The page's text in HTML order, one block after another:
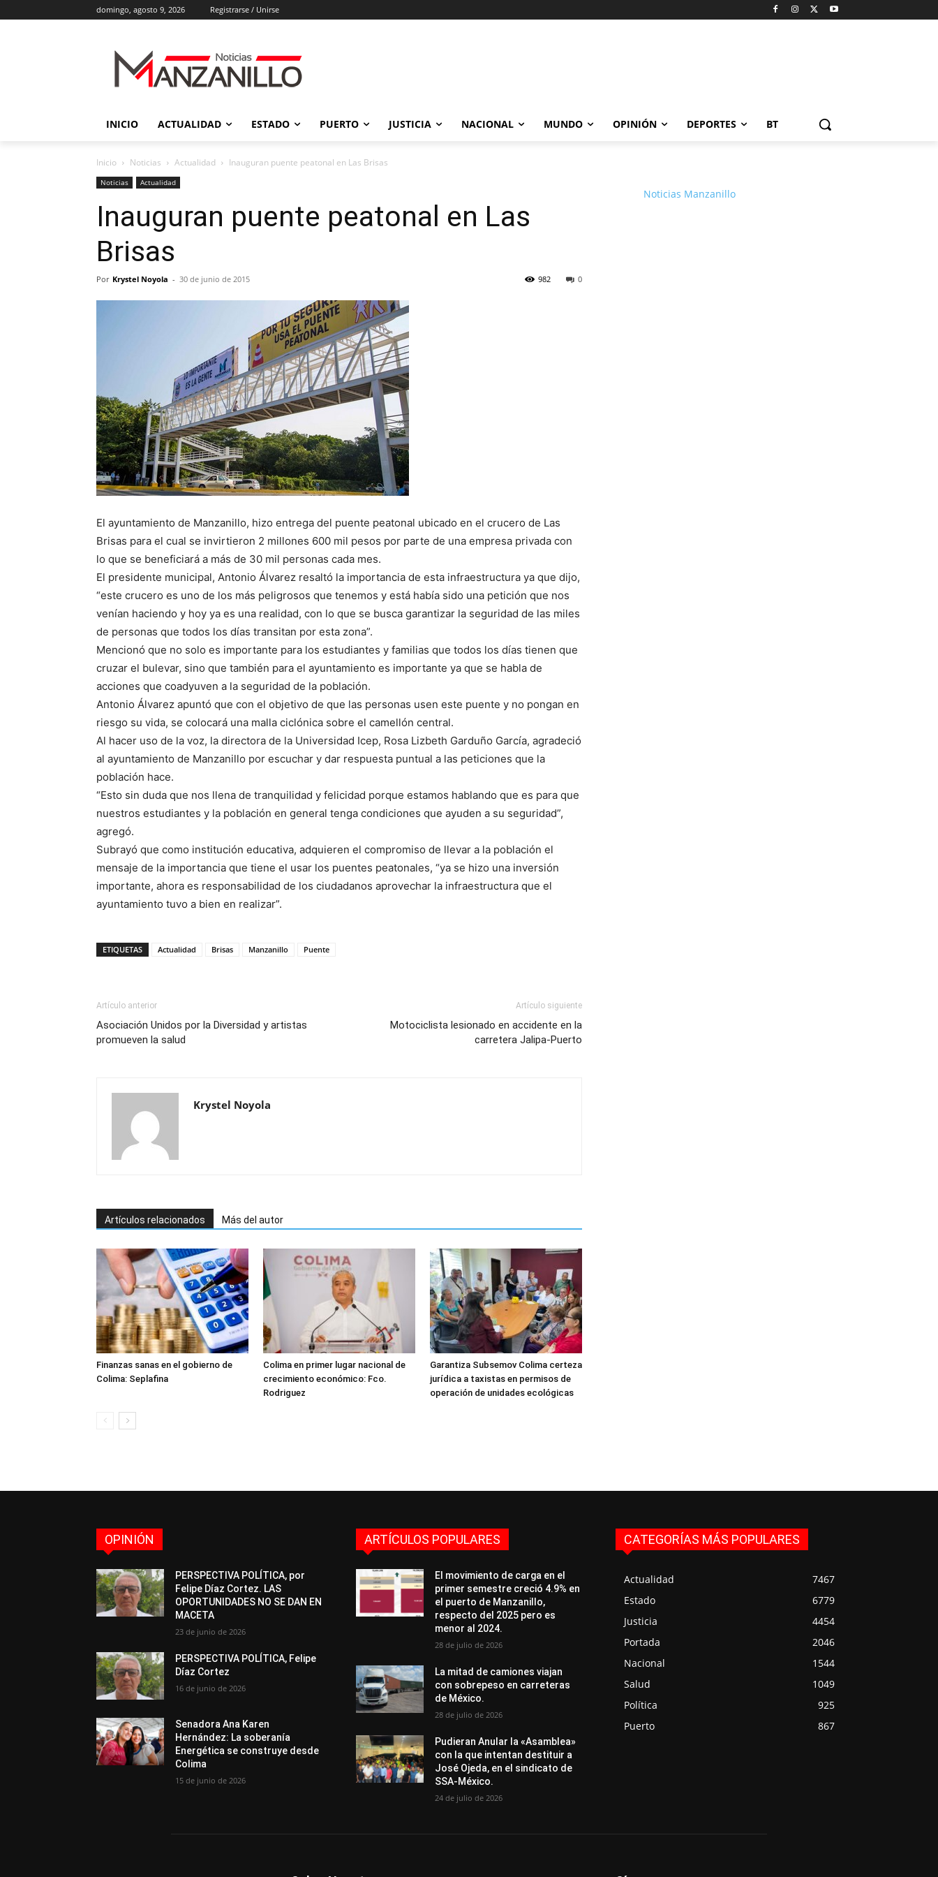
domingo, agosto 9, 2026 Registrarse / Unirse
INICIO ACTUALIDAD ESTADO PUERTO JUSTICIA NACIONAL MUNDO OPINIÓN DEPORTES BT
Inicio Noticias Actualidad Inauguran puente peatonal en Las Brisas
Noticias Actualidad
Inauguran puente peatonal en Las
Brisas
Por Krystel Noyola - 30 de junio de 2015 0
982
El ayuntamiento de Manzanillo, hizo entrega del puente peatonal ubicado en el crucero de Las
Brisas para el cual se invirtieron 2 millones 600 mil pesos por parte de una empresa privada con
lo que se beneficiará a más de 30 mil personas cada mes.
El presidente municipal, Antonio Álvarez resaltó la importancia de esta infraestructura ya que dijo,
“este crucero es uno de los más peligrosos que tenemos y está había sido una petición que nos
venían haciendo y hoy ya es una realidad, con lo que se busca garantizar la seguridad de las miles
de personas que todos los días transitan por esta zona”.
Mencionó que no solo es importante para los estudiantes y familias que todos los días tienen que
cruzar el bulevar, sino que también para el ayuntamiento es importante ya que se habla de
acciones que coadyuven a la seguridad de la población.
Antonio Álvarez apuntó que con el objetivo de que las personas usen este puente y no pongan en
riesgo su vida, se colocará una malla ciclónica sobre el camellón central.
Al hacer uso de la voz, la directora de la Universidad Icep, Rosa Lizbeth Garduño García, agradeció
al ayuntamiento de Manzanillo por escuchar y dar respuesta puntual a las peticiones que la
población hace.
“Esto sin duda que nos llena de tranquilidad y felicidad porque estamos hablando que es para que
nuestros estudiantes y la población en general tenga condiciones que ayuden a su seguridad”,
agregó.
Subrayó que como institución educativa, adquieren el compromiso de llevar a la población el
mensaje de la importancia que tiene el usar los puentes peatonales, “ya se hizo una inversión
importante, ahora es responsabilidad de los ciudadanos aprovechar la infraestructura que el
ayuntamiento tuvo a bien en realizar”.
ETIQUETAS Actualidad Brisas Manzanillo Puente
Artículo anterior
Asociación Unidos por la Diversidad y artistas
promueven la salud
Artículo siguiente
Motociclista lesionado en accidente en la
carretera Jalipa-Puerto
Krystel Noyola
Artículos relacionados Más del autor
Finanzas sanas en el gobierno de
Colima: Seplafina
Colima en primer lugar nacional de
crecimiento económico: Fco.
Rodriguez
Garantiza Subsemov Colima certeza
jurídica a taxistas en permisos de
operación de unidades ecológicas
Noticias Manzanillo
OPINIÓN
PERSPECTIVA POLÍTICA, por
Felipe Díaz Cortez. LAS
OPORTUNIDADES NO SE DAN EN
MACETA
23 de junio de 2026
PERSPECTIVA POLÍTICA, Felipe
Díaz Cortez
16 de junio de 2026
Senadora Ana Karen
Hernández: La soberanía
Energética se construye desde
Colima
15 de junio de 2026
ARTÍCULOS POPULARES
El movimiento de carga en el
primer semestre creció 4.9% en
el puerto de Manzanillo,
respecto del 2025 pero es
menor al 2024.
28 de julio de 2026
La mitad de camiones viajan
con sobrepeso en carreteras
de México.
28 de julio de 2026
Pudieran Anular la «Asamblea»
con la que intentan destituir a
José Ojeda, en el sindicato de
SSA-México.
24 de julio de 2026
CATEGORÍAS MÁS POPULARES
Actualidad
7467
Estado
6779
Justicia
4454
Portada
2046
Nacional
1544
Salud
1049
Política
925
Puerto
867